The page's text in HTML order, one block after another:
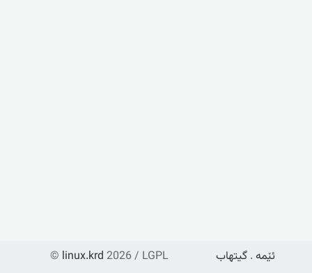
© linux.krd 2026 / LGPL ئێمە . گیتهاب